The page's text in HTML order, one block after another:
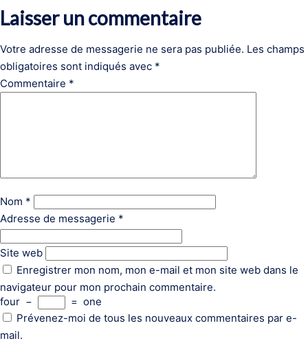
Laisser un commentaire
Votre adresse de messagerie ne sera pas publiée. Les champs
obligatoires sont indiqués avec *
Commentaire *
Nom *
Adresse de messagerie *
Site web
Enregistrer mon nom, mon e-mail et mon site web dans le
navigateur pour mon prochain commentaire.
four − = one
Prévenez-moi de tous les nouveaux commentaires par e-
mail.